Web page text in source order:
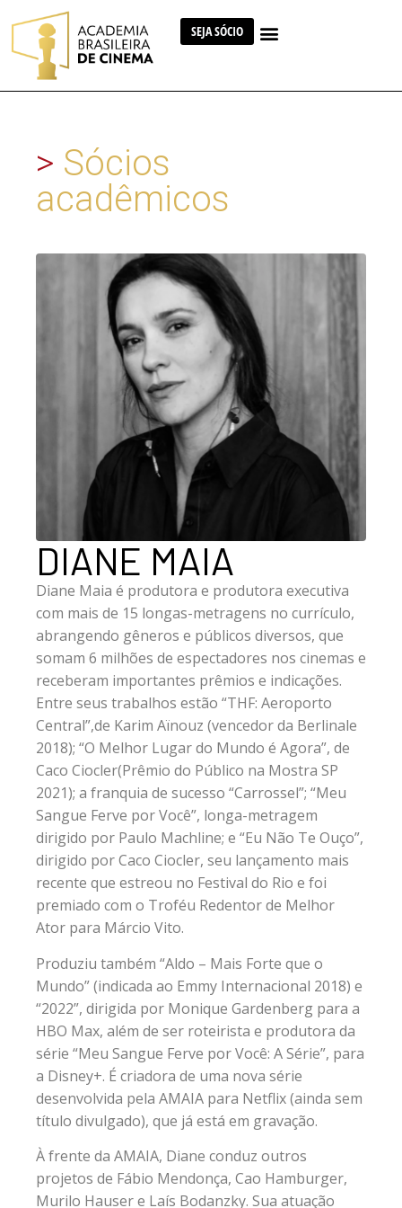
SEJA SÓCIO
> Sócios
acadêmicos
DIANE MAIA
Diane Maia é produtora e produtora executiva
com mais de 15 longas-metragens no currículo,
abrangendo gêneros e públicos diversos, que
somam 6 milhões de espectadores nos cinemas e
receberam importantes prêmios e indicações.
Entre seus trabalhos estão “THF: Aeroporto
Central”,de Karim Aïnouz (vencedor da Berlinale
2018); “O Melhor Lugar do Mundo é Agora”, de
Caco Ciocler(Prêmio do Público na Mostra SP
2021); a franquia de sucesso “Carrossel”; “Meu
Sangue Ferve por Você”, longa-metragem
dirigido por Paulo Machline; e “Eu Não Te Ouço”,
dirigido por Caco Ciocler, seu lançamento mais
recente que estreou no Festival do Rio e foi
premiado com o Troféu Redentor de Melhor
Ator para Márcio Vito.
Produziu também “Aldo – Mais Forte que o
Mundo” (indicada ao Emmy Internacional 2018) e
“2022”, dirigida por Monique Gardenberg para a
HBO Max, além de ser roteirista e produtora da
série “Meu Sangue Ferve por Você: A Série”, para
a Disney+. É criadora de uma nova série
desenvolvida pela AMAIA para Netflix (ainda sem
título divulgado), que já está em gravação.
À frente da AMAIA, Diane conduz outros
projetos de Fábio Mendonça, Cao Hamburger,
Murilo Hauser e Laís Bodanzky. Sua atuação